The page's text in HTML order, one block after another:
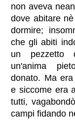
non aveva
dove abitare
dormire;
che gli abiti
un pezzetto
un'anima
donato. Ma
e siccome era
tutti,
campi fidando